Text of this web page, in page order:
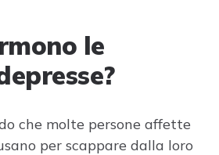
le
che molte persone affette
per scappare dalla loro